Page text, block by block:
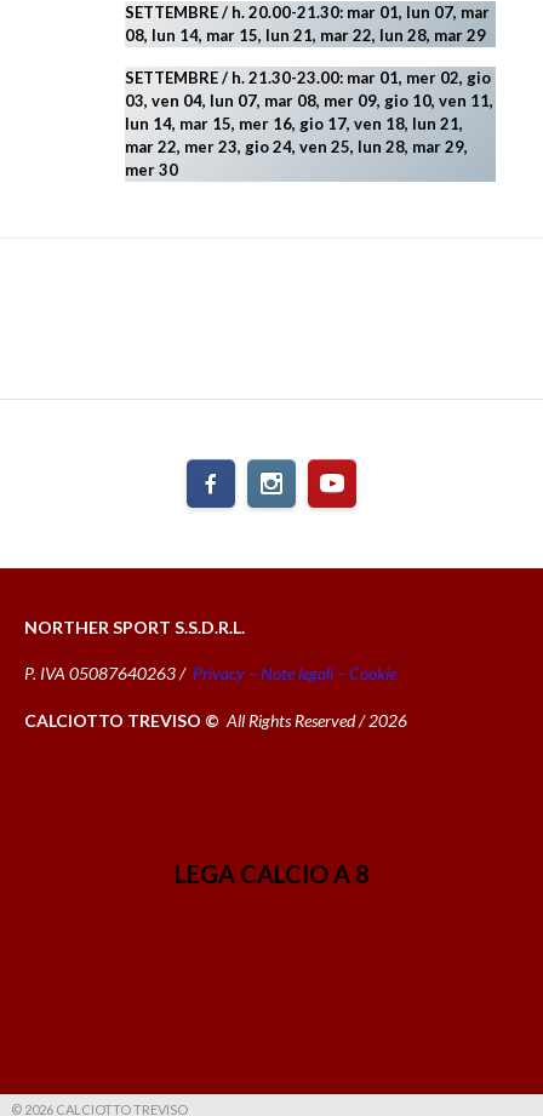
SETTEMBRE / h. 20.00-21.30: mar 01, lun 07, mar
08, lun 14, mar 15, lun 21, mar 22, lun 28, mar 29
SETTEMBRE / h. 21.30-23.00: mar 01, mer 02, gio
03, ven 04, lun 07, mar 08, mer 09, gio 10, ven 11,
lun 14, mar 15, mer 16, gio 17, ven 18, lun 21,
mar 22, mer 23, gio 24, ven 25, lun 28, mar 29,
mer 30
NORTHER SPORT S.S.D.R.L.
P. IVA 05087640263 / Privacy – Note legali – Cookie
CALCIOTTO TREVISO © All Rights Reserved / 2026
LEGA CALCIO A 8
© 2026 CALCIOTTO TREVISO